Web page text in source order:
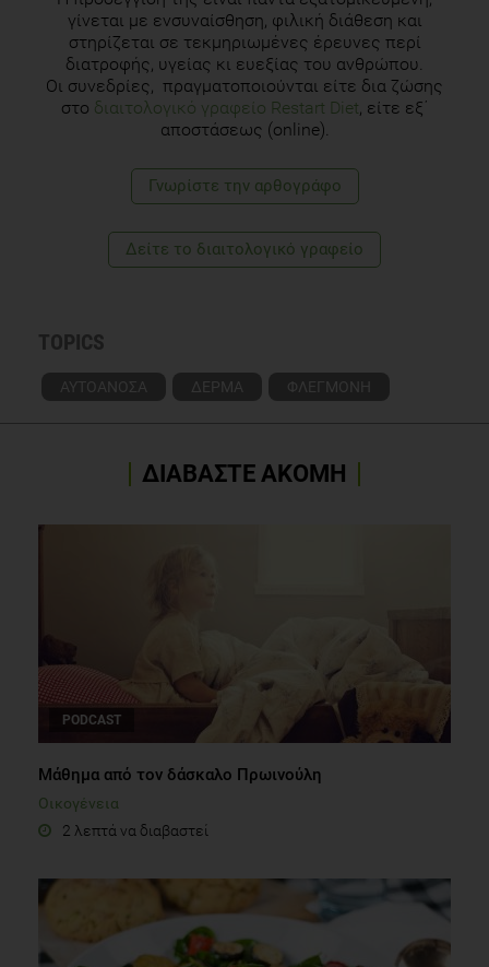
Use of Vitamins and Herbal Supplements Scleroderma
Foundation Michigan Chapter. (n.d.). Available at:
https://national.scleroderma.org/site/DocServer/website-
nutrition- topics-vitamins-and-herbal-supplements.pdf?
docID=19604 [Accessed 27 Mar. 2025].
www.uofmhealth.org. (n.d.). Malnutrition for Scleroderma |
Michigan Medicine. [online] Available at:
treatments/rheumatology/nutrition-scleroderma.
γίνεται με ενσυναίσθηση, φιλική διάθεση και
στηρίζεται σε τεκμηριωμένες έρευνες περί
διατροφής, υγείας κι ευεξίας του ανθρώπου.
Οι συνεδρίες, πραγματοποιούνται είτε δια ζώσης
στο διαιτολογικό γραφείο Restart Diet , είτε εξ΄
αποστάσεως (online).
Γνωρίστε την αρθογράφο
Δείτε το διαιτολογικό γραφείο
TOPICS
ΑΥΤΟΑΝΟΣΑ ΔΕΡΜΑ ΦΛΕΓΜΟΝΗ
ΔΙΑΒΑΣΤΕ ΑΚΟΜΗ
PODCAST
Μάθημα από τον δάσκαλο Πρωινούλη
Οικογένεια
2 λεπτά να διαβαστεί